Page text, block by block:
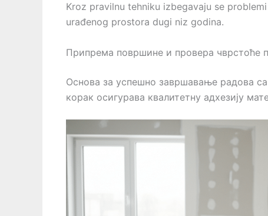
Kroz pravilnu tehniku izbegavaju se
urađenog prostora dugi niz godina.
Припрема површине и провера чврстоће
Основа за успешно завршавање радова
корак осигурава квалитетну адхезију